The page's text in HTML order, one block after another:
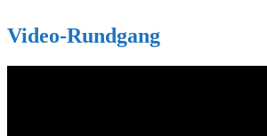
Video-Rundgang